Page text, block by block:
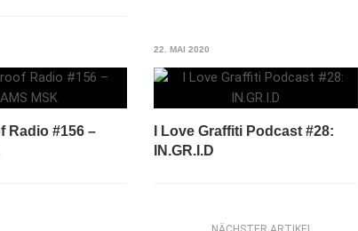
Radio #156 –
22. MAI 2020
I Love Graffiti Podcast #28:
IN.GR.I.D